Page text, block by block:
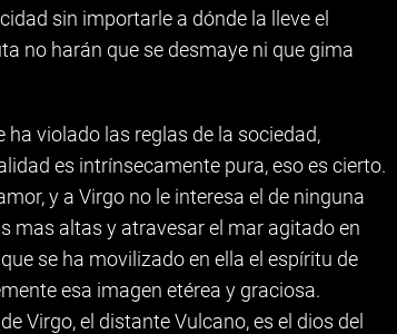
sin importarle a dónde la lleve el
no harán que se desmaye ni que gima
violado las reglas de la sociedad,
es intrínsecamente pura, eso es cierto.
y a Virgo no le interesa el de ninguna
mas altas y atravesar el mar agitado en
se ha movilizado en ella el espíritu de
esa imagen etérea y graciosa.
Virgo, el distante Vulcano, es el dios del